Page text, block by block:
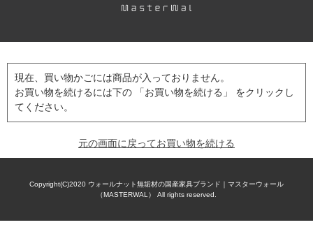
現在、買い物かごには商品が入っておりません。
お買い物を続けるには下の 「お買い物を続ける」 をクリックし
てください。
元の画面に戻ってお買い物を続ける
Copyright(C)2020 ウォールナット無垢材の国産家具ブランド｜マスターウォール
（MASTERWAL） All rights reserved.